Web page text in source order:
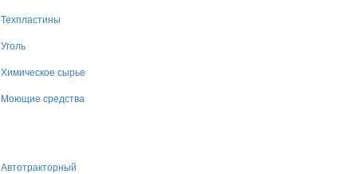
Техпластины
Уголь
Химическое сырье
Моющие средства
Автотракторный